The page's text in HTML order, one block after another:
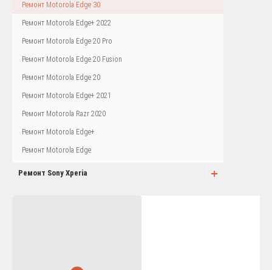
Ремонт Motorola Edge 30
Ремонт Motorola Edge+ 2022
Ремонт Motorola Edge 20 Pro
Ремонт Motorola Edge 20 Fusion
Ремонт Motorola Edge 20
Ремонт Motorola Edge+ 2021
Ремонт Motorola Razr 2020
Ремонт Motorola Edge+
Ремонт Motorola Edge
Ремонт Sony Xperia +